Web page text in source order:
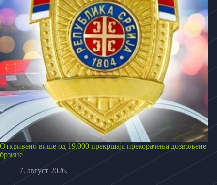
Откривено више од 19.000 прекршаја прекорачења дозвољене
брзине
7. август 2026.